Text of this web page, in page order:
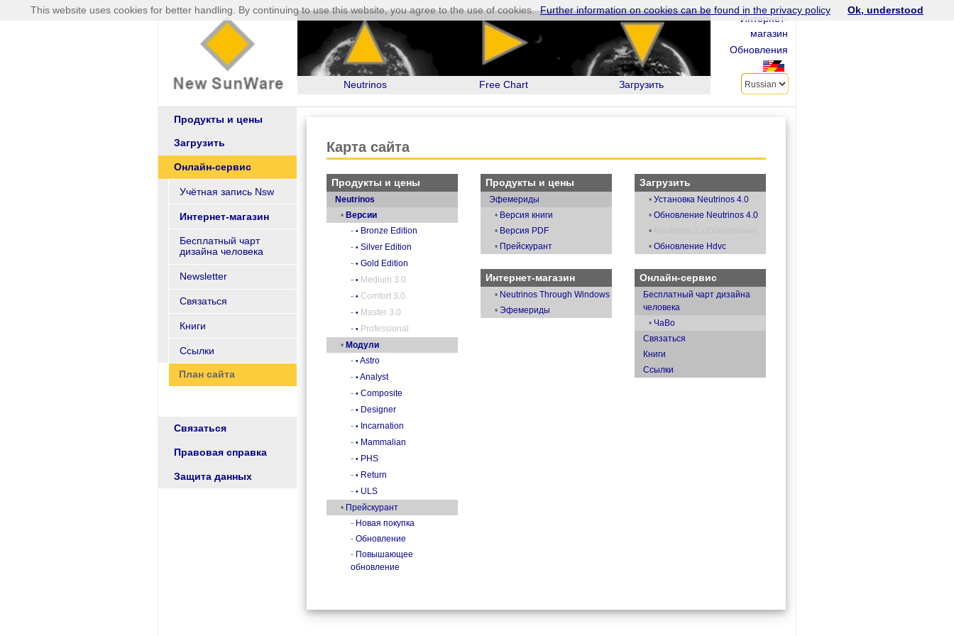
Neutrinos Free Chart Загрузить
Интернет-
магазин
Обновления
Продукты и цены
Загрузить
Онлайн-сервис
Учётная запись Nsw
Интернет-магазин
Бесплатный чарт
дизайна человека
Newsletter
Связаться
Книги
Ссылки
План сайта
Связаться
Правовая справка
Защита данных
Карта сайта
Продукты и цены
Neutrinos
• Версии
- • Bronze Edition
- • Silver Edition
- • Gold Edition
- • Medium 3.0
- • Comfort 3.0
- • Master 3.0
- • Professional
• Модули
- • Astro
- • Analyst
- • Composite
- • Designer
- • Incarnation
- • Mammalian
- • PHS
- • Return
- • ULS
• Прейскурант
- Новая покупка
- Обновление
- Повышающее
обновление
Продукты и цены
Эфемериды
• Версия книги
• Версия PDF
• Прейскурант
Интернет-магазин
• Neutrinos Through Windows
• Эфемериды
Загрузить
• Установка Neutrinos 4.0
• Обновление Neutrinos 4.0
•
• Обновление Hdvc
Онлайн-сервис
Бесплатный чарт дизайна
человека
• ЧаВо
Связаться
Книги
Ссылки
This website uses cookies for better handling. By continuing to use this website, you agree to the use of cookies. Further information on cookies can be found in the privacy policy Ok, understood